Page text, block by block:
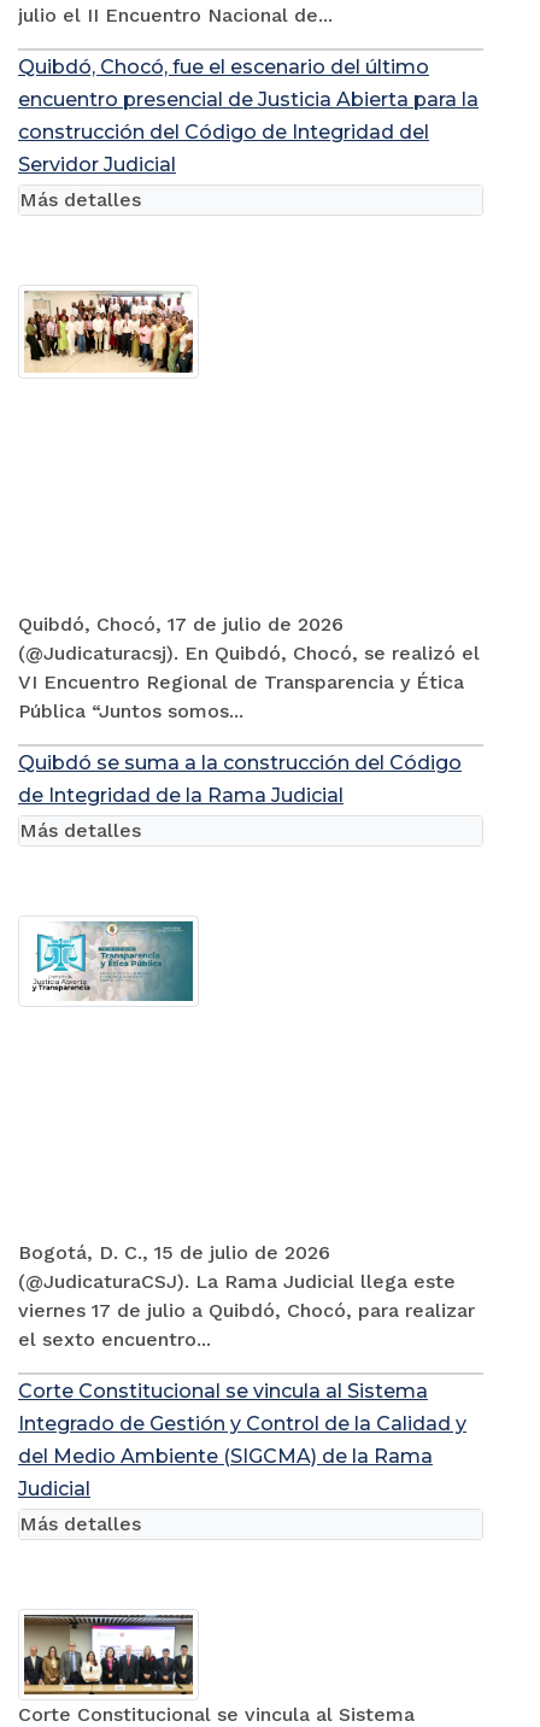
julio el II Encuentro Nacional de...
Quibdó, Chocó, fue el escenario del último
encuentro presencial de Justicia Abierta para la
construcción del Código de Integridad del
Servidor Judicial
Quibdó, Chocó, 17 de julio de 2026
(@Judicaturacsj). En Quibdó, Chocó, se realizó el
VI Encuentro Regional de Transparencia y Ética
Pública “Juntos somos...
Más detalles
Quibdó se suma a la construcción del Código
de Integridad de la Rama Judicial
Bogotá, D. C., 15 de julio de 2026
(@JudicaturaCSJ). La Rama Judicial llega este
viernes 17 de julio a Quibdó, Chocó, para realizar
el sexto encuentro...
Más detalles
Corte Constitucional se vincula al Sistema
Integrado de Gestión y Control de la Calidad y
del Medio Ambiente (SIGCMA) de la Rama
Judicial
Corte Constitucional se vincula al Sistema
Más detalles